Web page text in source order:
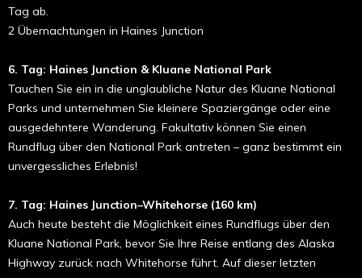
Tag ab.
2 Übernachtungen in Haines Junction
6. Tag: Haines Junction & Kluane National Park
Tauchen Sie ein in die unglaubliche Natur des Kluane National
Parks und unternehmen Sie kleinere Spaziergänge oder eine
ausgedehntere Wanderung. Fakultativ können Sie einen
Rundflug über den National Park antreten – ganz bestimmt ein
unvergessliches Erlebnis!
7. Tag: Haines Junction–Whitehorse (160 km)
Auch heute besteht die Möglichkeit eines Rundflugs über den
Kluane National Park, bevor Sie Ihre Reise entlang des Alaska
Highway zurück nach Whitehorse führt. Auf dieser letzten